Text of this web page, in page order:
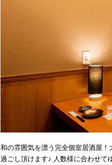
和の雰囲気を漂う完全個室居酒屋
過ごし頂けます♪ 人数様に合わせて